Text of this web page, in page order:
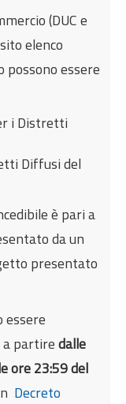
(DUC e
elenco
possono essere
i Distretti
Diffusi del
è pari a
da un
presentato
essere
a partiredalle
ore23:59 del
Decreto